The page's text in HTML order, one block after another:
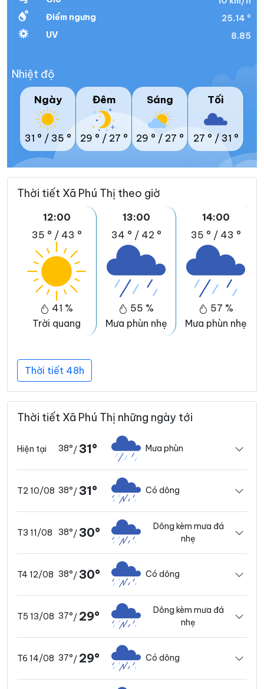
Điểm ngưng
25.14 °
UV
8.85
Nhiệt độ
Ngày
31 ° / 35 °
Đêm
29 ° / 27 °
Sáng
29 ° / 27 °
Tối
27 ° / 31 °
Thời tiết Xã Phú Thị theo giờ
12:00
35 ° / 43 °
41 %
Trời quang
13:00
34 ° / 42 °
55 %
Mưa phùn nhẹ
14:00
35 ° / 43 °
57 %
Mưa phùn nhẹ
Thời tiết 48h
Thời tiết Xã Phú Thị những ngày tới
Hiện tại 38°/31° Mưa phùn
T2 10/08 38°/31° Có dông
T3 11/08 38°/30°
Dông kèm mưa đá
nhẹ
T4 12/08 38°/30° Có dông
T5 13/08 37°/ 29°
Dông kèm mưa đá
nhẹ
T6 14/08 37°/ 29° Có dông